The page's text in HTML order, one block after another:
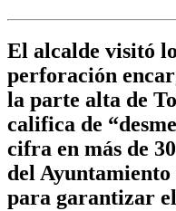
El alcalde visitó
perforación
la parte alta de
califica de
cifra en más de
del Ayuntamiento
para garantizar